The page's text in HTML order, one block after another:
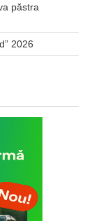
păstra
2026